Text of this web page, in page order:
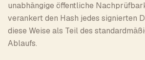
unabhängige öffentliche
verankert den Hash jedes signierten
diese Weise als Teil des
Ablaufs.